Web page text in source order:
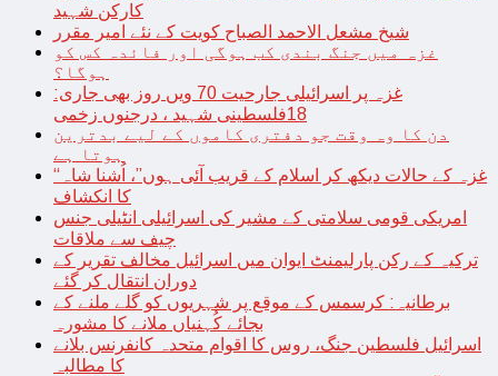
کارکن شہید
شیخ مشعل الاحمد الصباح کویت کے نئے امیر مقرر
غزہ میں جنگ بندی کب ہوگی اور فائدہ کس کو
ہوگا؟
غزہ پر اسرائیلی جارحیت 70 ویں روز بھی جاری:
18فلسطینی شہید ، درجنوں زخمی
دن کا وہ وقت جو دفتری کاموں کے لیے بدترین
ہوتا ہے
“غزہ کے حالات دیکھ کر اسلام کے قریب آئی ہوں”، اُشنا شاہ
کا انکشاف
امریکی قومی سلامتی کے مشیر کی اسرائیلی انٹیلی جنس
چیف سے ملاقات
ترکیہ کے رکن پارلیمنٹ ایوان میں اسرائیل مخالف تقریر کے
دوران انتقال کر گئے
برطانیہ: کرسمس کے موقع پر شہریوں کو گلے ملنے کے
بجائے کُہنیاں ملانے کا مشورہ
اسرائیل فلسطین جنگ، روس کا اقوام متحدہ کانفرنس بلانے
کا مطالبہ